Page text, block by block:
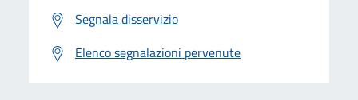
Segnala disservizio
Elenco segnalazioni pervenute